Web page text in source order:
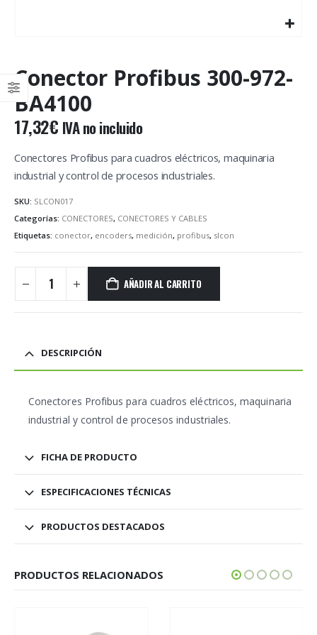
Conector Profibus 300-972-
BA4100
17,32€ IVA no incluido
Conectores Profibus para cuadros eléctricos, maquinaria
industrial y control de procesos industriales.
SKU: SLCON017
Categorías: CONECTORES, CONECTORES Y CABLES
Etiquetas: conector, encoders, medición, profibus, slcon
AÑADIR AL CARRITO
DESCRIPCIÓN
Conectores Profibus para cuadros eléctricos, maquinaria
industrial y control de procesos industriales.
FICHA DE PRODUCTO
ESPECIFICACIONES TÉCNICAS
PRODUCTOS DESTACADOS
PRODUCTOS RELACIONADOS